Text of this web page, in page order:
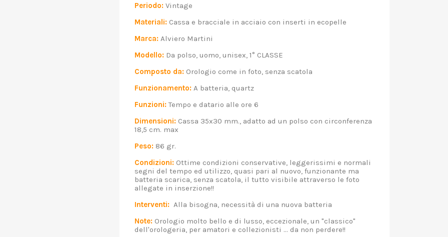
Periodo: Vintage
Materiali: Cassa e bracciale in acciaio con inserti in ecopelle
Marca: Alviero Martini
Modello: Da polso, uomo, unisex, 1° CLASSE
Composto da: Orologio come in foto, senza scatola
Funzionamento: A batteria, quartz
Funzioni:Tempo e datario alle ore 6
Dimensioni: Cassa 35x30 mm., adatto ad un polso con circonferenza
18,5 cm. max
Peso: 86 gr.
Condizioni: Ottime condizioni conservative, leggerissimi e normali
segni del tempo ed utilizzo, quasi pari al nuovo, funzionante ma
batteria scarica, senza scatola, il tutto visibile attraverso le foto
allegate in inserzione!!
Interventi: Alla bisogna, necessità di una nuova batteria
Note: Orologio molto bello e di lusso, eccezionale, un "classico"
dell'orologeria, per amatori e collezionisti ... da non perdere!!